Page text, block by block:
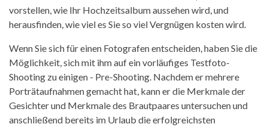
vorstellen, wie Ihr Hochzeitsalbum aussehen wird, und
herausfinden, wie viel es Sie so viel Vergnügen kosten wird.
Wenn Sie sich für einen Fotografen entscheiden, haben Sie die
Möglichkeit, sich mit ihm auf ein vorläufiges Testfoto-
Shooting zu einigen - Pre-Shooting. Nachdem er mehrere
Porträtaufnahmen gemacht hat, kann er die Merkmale der
Gesichter und Merkmale des Brautpaares untersuchen und
anschließend bereits im Urlaub die erfolgreichsten